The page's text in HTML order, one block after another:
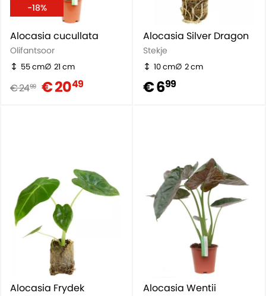
-18%
Alocasia cucullata
Olifantsoor
55 cm 21 cm
€ 2499 € 2049
Alocasia Silver Dragon
Stekje
10 cm 2 cm
€ 699
Alocasia Frydek Alocasia Wentii